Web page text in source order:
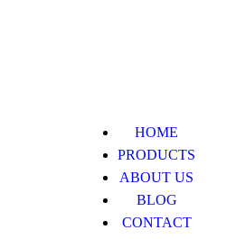
HOME
PRODUCTS
ABOUT US
BLOG
CONTACT